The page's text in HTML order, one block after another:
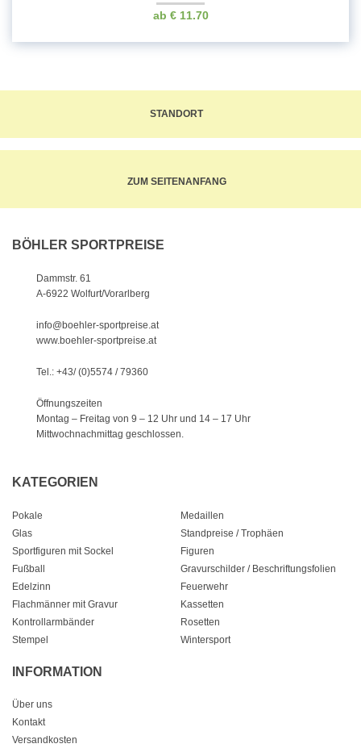
€11.70
STANDORT
ZUM SEITENANFANG
BÖHLER SPORTPREISE
Dammstr. 61
A-6922 Wolfurt/Vorarlberg
info@boehler-sportpreise.at
www.boehler-sportpreise.at
Tel.: +43/ (0)5574 / 79360
Öffnungszeiten
Montag – Freitag von 9 – 12 Uhr und 14 – 17 Uhr
Mittwochnachmittag geschlossen.
KATEGORIEN
Pokale
Medaillen
Glas
Standpreise / Trophäen
Sportfiguren mit Sockel
Figuren
Fußball
Gravurschilder / Beschriftungsfolien
Edelzinn
Feuerwehr
Flachmänner mit Gravur
Kassetten
Kontrollarmbänder
Rosetten
Stempel
Wintersport
INFORMATION
Über uns
Kontakt
Versandkosten